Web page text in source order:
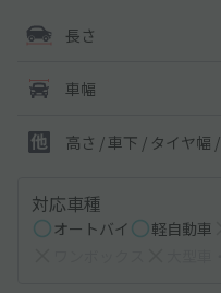
長さ
車幅
高さ / 車下 / タイヤ幅 /
対応車種
オートバイ 軽自動車